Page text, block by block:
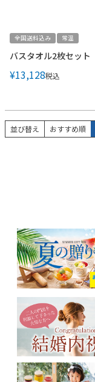
全国送料込み 常温
バスタオル2枚セット
¥13,128税込
並び替え おすすめ順